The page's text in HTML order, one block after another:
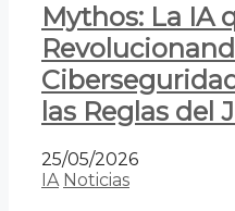
Mythos: La IA
las Reglas del
25/05/2026
IA Noticias